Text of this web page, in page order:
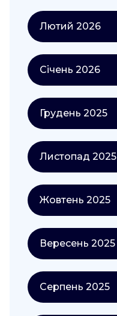
Лютий 2026
Січень 2026
Грудень 2025
Листопад 2025
Жовтень 2025
Вересень 2025
Серпень 2025